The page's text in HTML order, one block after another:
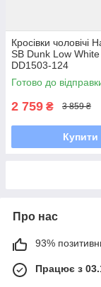
Кросівки чоловічі
SB Dunk Low
DD1503-124
Готово до
2 759 ₴ 3 859 ₴
Купити
Про нас
93%
Працює з